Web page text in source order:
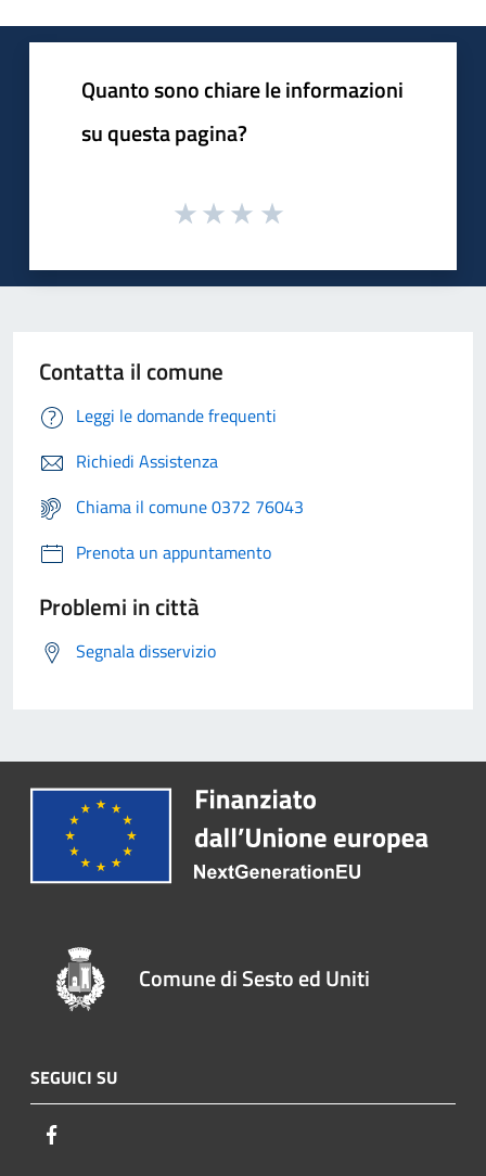
Quanto sono chiare le informazioni
su questa pagina?
Contatta il comune
Leggi le domande frequenti
Richiedi Assistenza
Chiama il comune 0372 76043
Prenota un appuntamento
Problemi in città
Segnala disservizio
Comune di Sesto ed Uniti
SEGUICI SU